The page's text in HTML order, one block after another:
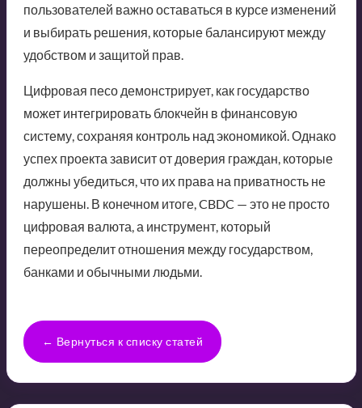
пользователей важно оставаться в курсе изменений
и выбирать решения, которые балансируют между
удобством и защитой прав.
Цифровая песо демонстрирует, как государство
может интегрировать блокчейн в финансовую
систему, сохраняя контроль над экономикой. Однако
успех проекта зависит от доверия граждан, которые
должны убедиться, что их права на приватность не
нарушены. В конечном итоге, CBDC — это не просто
цифровая валюта, а инструмент, который
переопределит отношения между государством,
банками и обычными людьми.
← Вернуться к списку статей